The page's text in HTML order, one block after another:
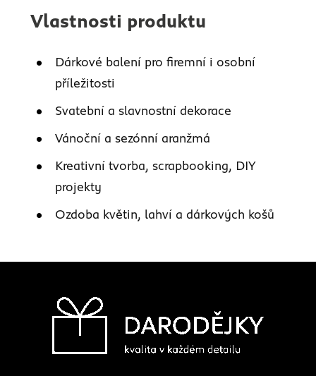
Vlastnosti produktu
Dárkové balení pro firemní i osobní
příležitosti
Svatební a slavnostní dekorace
Vánoční a sezónní aranžmá
Kreativní tvorba, scrapbooking, DIY
projekty
Ozdoba květin, lahví a dárkových košů